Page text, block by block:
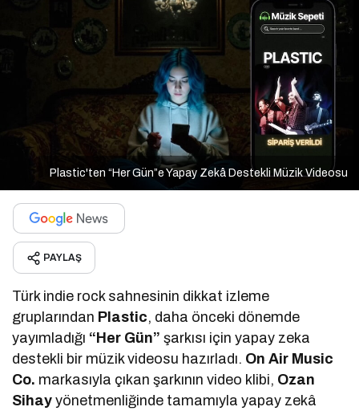
Plastic'ten “Her Gün”e Yapay Zekâ Destekli Müzik Videosu
PAYLAŞ
Türk indie rock sahnesinin dikkat izleme
gruplarından Plastic, daha önceki dönemde
yayımladığı “Her Gün” şarkısı için yapay zeka
destekli bir müzik videosu hazırladı. On Air Music
Co. markasıyla çıkan şarkının video klibi, Ozan
Sihay yönetmenliğinde tamamıyla yapay zekâ